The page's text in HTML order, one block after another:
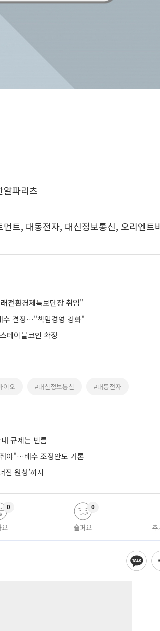
알파리츠
트, 대동전자, 대신정보통신, 오리엔트
전환경제특보단장 취임"
수 결정…"책임경영 강화"
테이블코인 확장
이오 #대신정보통신 #대동전자
규제는 빈틈
야"…배수 조정안도 거론
진 원청’까지
요
0
슬퍼요
0